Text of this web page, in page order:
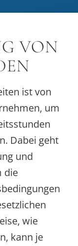
VON
ist von
um
Dabei geht
und
die
wie
kann je